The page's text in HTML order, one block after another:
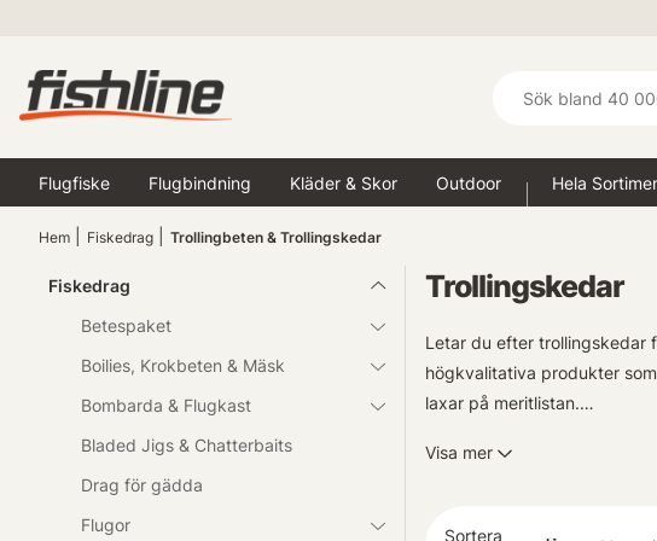
Flugfiske Flugbindning Kläder & Skor Outdoor Hela
Hem Fiskedrag Trollingbeten & Trollingskedar
Fiskedrag
Betespaket
Boilies, Krokbeten & Mäsk
Bombarda & Flugkast
Bladed Jigs & Chatterbaits
Drag för gädda
Flugor
Trollingskedar
Letar du efter trollingskedar
högkvalitativa produkter
laxar på meritlistan.
Glöm inte att spana in våra
Visa mer
Sortera